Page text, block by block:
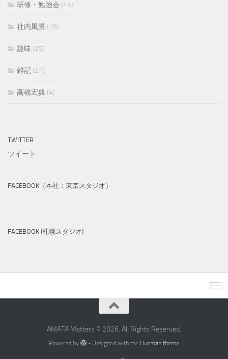
研修・勉強会 (41)
社内風景 (15)
趣味 (25)
雑記 (21)
高橋宏典 (4)
TWITTER
ツイート
FACEBOOK（本社：東京スタジオ）
FACEBOOK (札幌スタジオ)
AMATA Matters © 2026. All Rights Reserved.
Powered by - Designed with the Hueman theme